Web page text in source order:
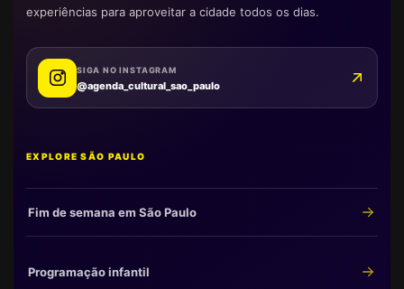
experiências para aproveitar a cidade todos os dias.
SIGA NO INSTAGRAM
@agenda_cultural_sao_paulo
EXPLORE SÃO PAULO
Fim de semana em São Paulo
Programação infantil